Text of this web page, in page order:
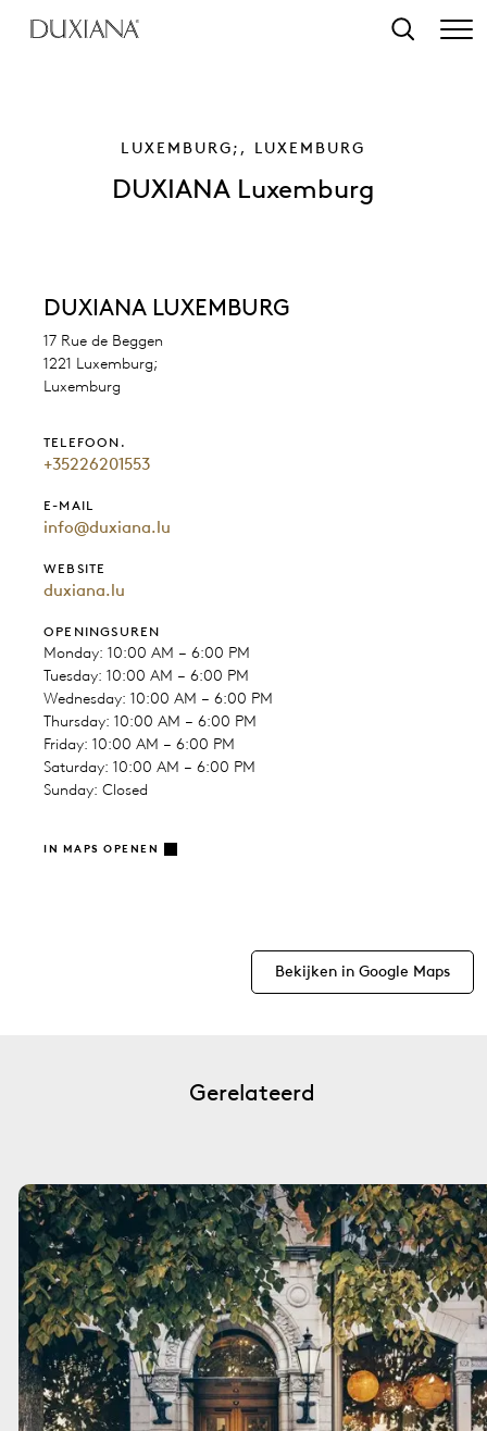
Zoeken
LUXEMBURG;, LUXEMBURG
DUXIANA Luxemburg
DUXIANA LUXEMBURG
17 Rue de Beggen
1221 Luxemburg;
Luxemburg
TELEFOON.
+35226201553
E-MAIL
info@duxiana.lu
WEBSITE
duxiana.lu
OPENINGSUREN
Monday: 10:00 AM – 6:00 PM
Tuesday: 10:00 AM – 6:00 PM
Wednesday: 10:00 AM – 6:00 PM
Thursday: 10:00 AM – 6:00 PM
Friday: 10:00 AM – 6:00 PM
Saturday: 10:00 AM – 6:00 PM
Sunday: Closed
IN MAPS OPENEN
Bekijken in Google Maps
Gerelateerd